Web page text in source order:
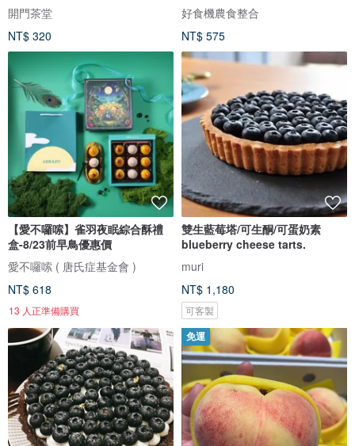
開門茶堂
NT$ 320
好食機農食整合
NT$ 575
【愛不囉嗦】雀羽夜眠綜合酥禮
盒-8/23前早鳥優惠價
愛不囉嗦 ( 唐氏症基金會 )
NT$ 618
13 人正準備購買
雙生藍莓塔/可生酮/可蛋奶素
blueberry cheese tarts.
muri
NT$ 1,180
可客製
免運